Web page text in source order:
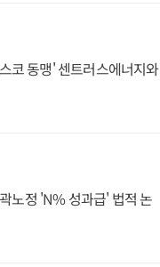
코 동맹' 센트러스에너지와
노정 'N% 성과급' 법적 논